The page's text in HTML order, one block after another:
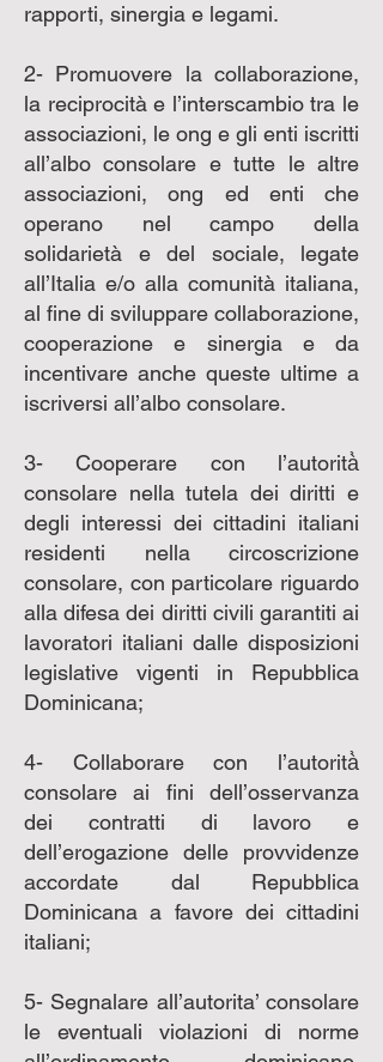
rapporti, sinergia e legami.
2- Promuovere la collaborazione,
la reciprocità e l’interscambio tra le
associazioni, le ong e gli enti iscritti
all’albo consolare e tutte le altre
associazioni, ong ed enti che
operano nel campo della
solidarietà e del sociale, legate
all’Italia e/o alla comunità italiana,
al fine di sviluppare collaborazione,
cooperazione e sinergia e da
incentivare anche queste ultime a
iscriversi all’albo consolare.
3- Cooperare con l’autorità̀
consolare nella tutela dei diritti e
degli interessi dei cittadini italiani
residenti nella circoscrizione
consolare, con particolare riguardo
alla difesa dei diritti civili garantiti ai
lavoratori italiani dalle disposizioni
legislative vigenti in Repubblica
Dominicana;
4- Collaborare con l’autorità̀
consolare ai fini dell’osservanza
dei contratti di lavoro e
dell’erogazione delle provvidenze
accordate dal Repubblica
Dominicana a favore dei cittadini
italiani;
5- Segnalare all’autorita’ consolare
le eventuali violazioni di norme